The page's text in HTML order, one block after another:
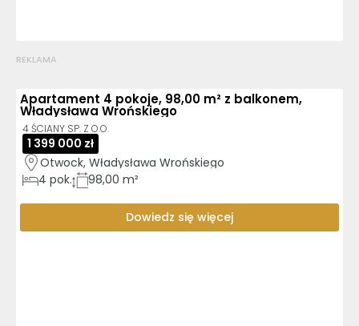
REKLAMA
Apartament 4 pokoje, 98,00 m² z balkonem,
Władysława Wrońskiego
4 ŚCIANY SP. Z O.O.
1 399 000 zł
Otwock, Władysława Wrońskiego
4 pok. 98,00 m²
Dowiedz się więcej